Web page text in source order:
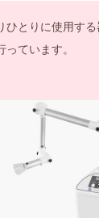
ひとりに使用す
ています。